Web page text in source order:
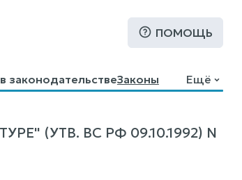
ПОМОЩЬ
законодательствеЗаконы
Ещё
(УТВ. ВС РФ 09.10.1992) N